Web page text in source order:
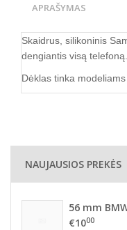
APRAŠYMAS
Skaidrus, silikoninis
dengiantis visą telefoną.
Dėklas tinka
NAUJAUSIOS PREKĖS
56 mm
€1000